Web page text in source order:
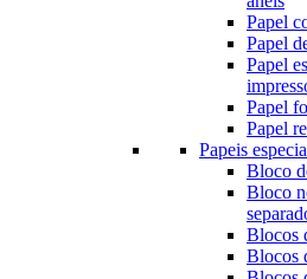
Papel
Papel
Papel
Papel
Papel
Papeis
Bloco
Bloco
Blocos
Blocos